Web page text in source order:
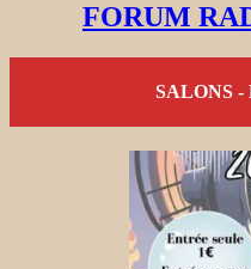
FORUM
SALONS -